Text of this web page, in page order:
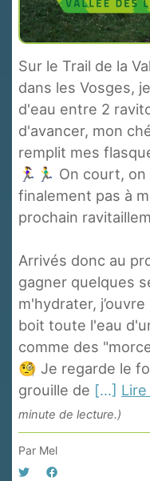
Sur le Trail de la
dans les Vosges,
d'eau entre 2
d'avancer, mon
remplit mes
🏃‍♀️🏃‍♂️ On court,
finalement pas à
prochain
Arrivés donc au
gagner quelques
m'hydrater,
boit toute l'eau
comme des
🧐 Je regarde le
grouille de [...]
minute de lecture.)
Par Mel